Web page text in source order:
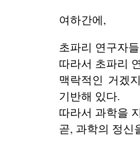
여하간에,
초파리 연구자
따라서 초파리
맥락적인 거겠
기반해 있다.
따라서 과학을
곧, 과학의 정신